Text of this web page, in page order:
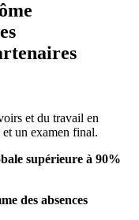
et du travail en
un examen final.
supérieure à 90%
des absences